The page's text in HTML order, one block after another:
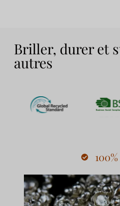
Briller, durer et
autres